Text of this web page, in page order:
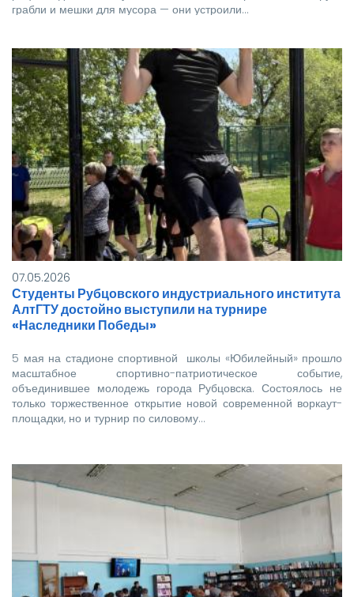
грабли и мешки для мусора — они устроили…
07.05.2026
Студенты Рубцовского индустриального института
АлтГТУ достойно выступили на турнире
«Наследники Победы»
5 мая на стадионе спортивной школы «Юбилейный» прошло
масштабное спортивно-патриотическое событие,
объединившее молодежь города Рубцовска. Состоялось не
только торжественное открытие новой современной воркаут-
площадки, но и турнир по силовому…